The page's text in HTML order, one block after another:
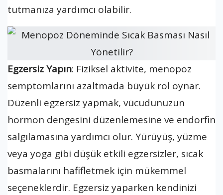
tutmanıza yardımcı olabilir.
Egzersiz Yapın: Fiziksel aktivite, menopoz
semptomlarını azaltmada büyük rol oynar.
Düzenli egzersiz yapmak, vücudunuzun
hormon dengesini düzenlemesine ve endorfin
salgılamasına yardımcı olur. Yürüyüş, yüzme
veya yoga gibi düşük etkili egzersizler, sıcak
basmalarını hafifletmek için mükemmel
seçeneklerdir. Egzersiz yaparken kendinizi